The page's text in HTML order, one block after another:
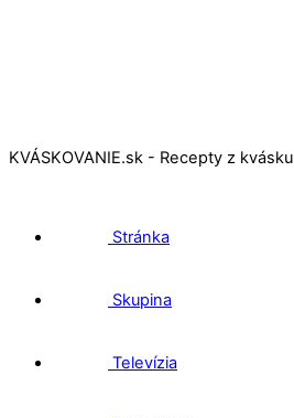
KVÁSKOVANIE.sk - Recepty z kvásku
Stránka
Skupina
Televízia